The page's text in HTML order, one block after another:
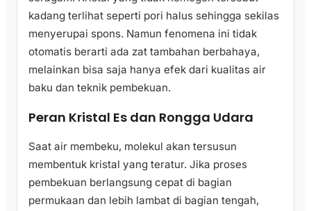
kadang terlihat seperti pori halus sehingga sekilas
menyerupai spons. Namun fenomena ini tidak
otomatis berarti ada zat tambahan berbahaya,
melainkan bisa saja hanya efek dari kualitas air
baku dan teknik pembekuan.
Peran Kristal Es dan Rongga Udara
Saat air membeku, molekul akan tersusun
membentuk kristal yang teratur. Jika proses
pembekuan berlangsung cepat di bagian
permukaan dan lebih lambat di bagian tengah,